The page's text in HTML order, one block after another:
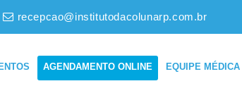
recepcao@institutodacolunarp.com.br
AGENDAMENTO ONLINE EQUIPE MÉDICA